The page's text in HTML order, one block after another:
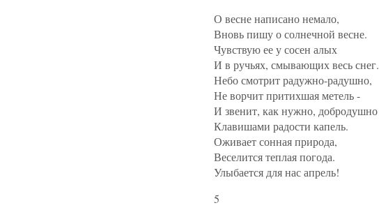
О весне написано немало,
Вновь пишу о солнечной весне.
Чувствую ее у сосен алых
И в ручьях, смывающих весь снег.
Небо смотрит радужно-радушно,
Не ворчит притихшая метель -
И звенит, как нужно, добродушно
Клавишами радости капель.
Оживает сонная природа,
Веселится теплая погода.
Улыбается для нас апрель!
5